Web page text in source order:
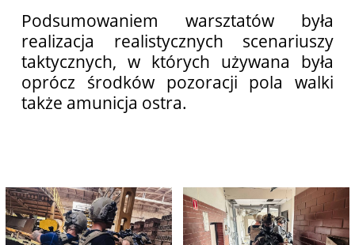
Podsumowaniem warsztatów była
realizacja realistycznych scenariuszy
taktycznych, w których używana była
oprócz środków pozoracji pola walki
także amunicja ostra.